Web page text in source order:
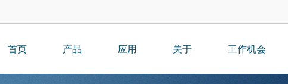
首页 产品 应用 关于 工作机会